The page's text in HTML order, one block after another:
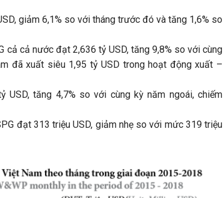
giảm 6,1% so với tháng trước đó và tăng 1,6% so
cả cả nước đạt 2,636 tỷ USD, tăng 9,8% so với cùng
đã xuất siêu 1,95 tỷ USD trong hoạt động xuất –
tăng 4,7% so với cùng kỳ năm ngoái, chiếm
đạt 313 triệu USD, giảm nhẹ so với mức 319 triệu